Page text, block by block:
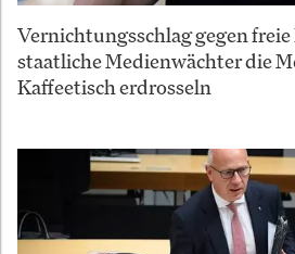
Vernichtungsschlag gegen freie
staatliche Medienwächter die
Kaffeetisch erdrosseln